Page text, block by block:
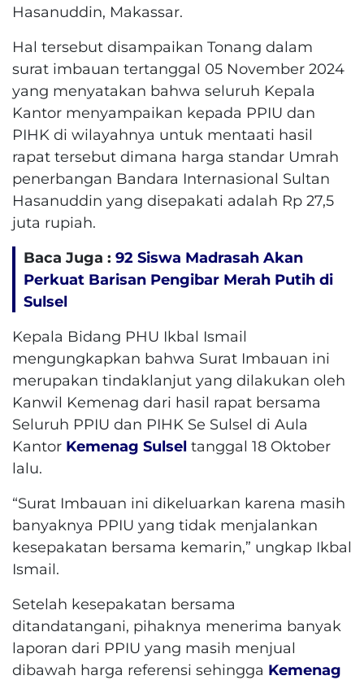
Hasanuddin, Makassar.
Hal tersebut disampaikan Tonang dalam
surat imbauan tertanggal 05 November 2024
yang menyatakan bahwa seluruh Kepala
Kantor menyampaikan kepada PPIU dan
PIHK di wilayahnya untuk mentaati hasil
rapat tersebut dimana harga standar Umrah
penerbangan Bandara Internasional Sultan
Hasanuddin yang disepakati adalah Rp 27,5
juta rupiah.
Baca Juga : 92 Siswa Madrasah Akan
Perkuat Barisan Pengibar Merah Putih di
Sulsel
Kepala Bidang PHU Ikbal Ismail
mengungkapkan bahwa Surat Imbauan ini
merupakan tindaklanjut yang dilakukan oleh
Kanwil Kemenag dari hasil rapat bersama
Seluruh PPIU dan PIHK Se Sulsel di Aula
Kantor Kemenag Sulsel tanggal 18 Oktober
lalu.
“Surat Imbauan ini dikeluarkan karena masih
banyaknya PPIU yang tidak menjalankan
kesepakatan bersama kemarin,” ungkap Ikbal
Ismail.
Setelah kesepakatan bersama
ditandatangani, pihaknya menerima banyak
laporan dari PPIU yang masih menjual
dibawah harga referensi sehingga Kemenag